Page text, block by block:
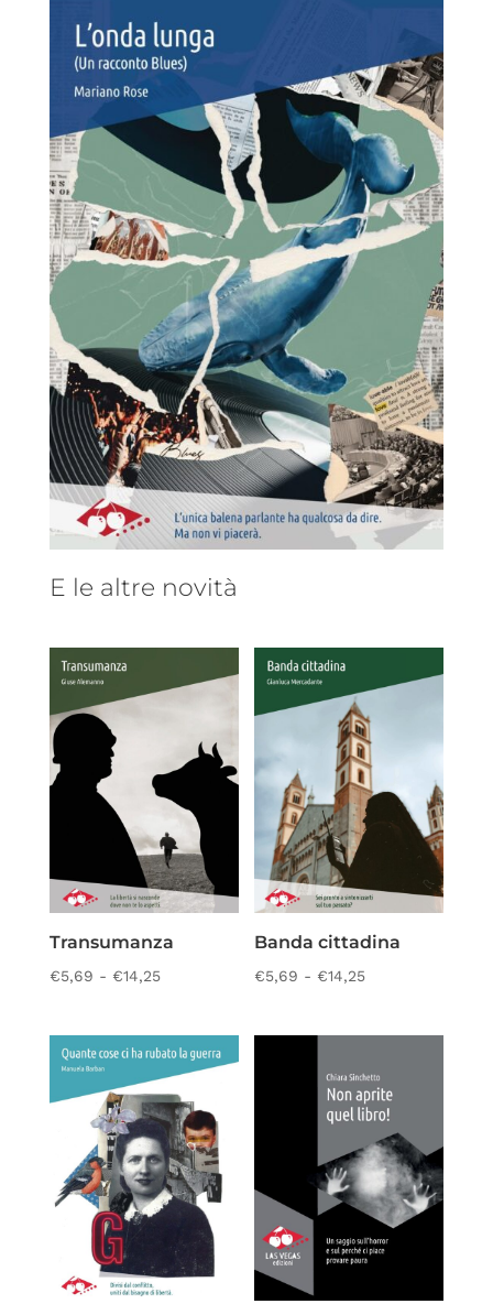
E le altre novità
Transumanza
€5,69 - €14,25Fascia
prezzo:
da
a
€14,25
Banda cittadina
€5,69 - €14,25Fascia
prezzo:
€5,69
a
€14,25